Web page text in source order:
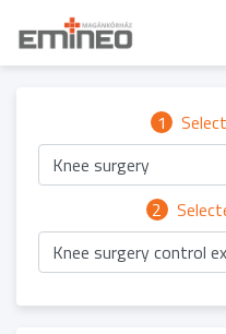
1
Knee surgery
2
Knee surgery control